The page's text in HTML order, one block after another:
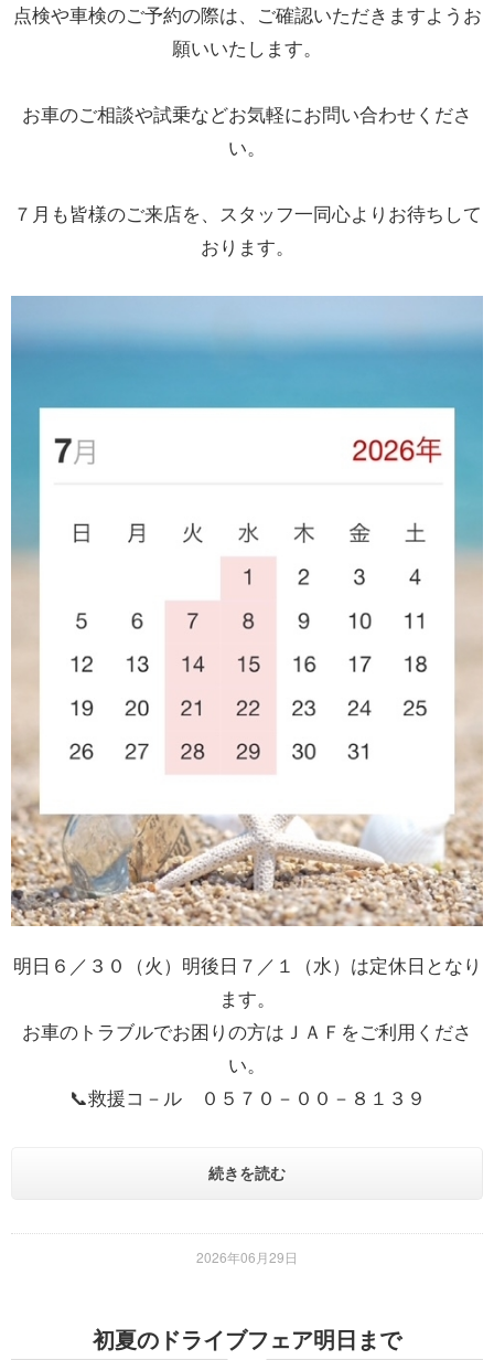
点検や車検のご予約の際は、ご確認いただきますようお
願いいたします。
お車のご相談や試乗などお気軽にお問い合わせくださ
い。
７月も皆様のご来店を、スタッフ一同心よりお待ちして
おります。
明日６／３０（火）明後日７／１（水）は定休日となり
ます。
お車のトラブルでお困りの方はＪＡＦをご利用くださ
い。
📞救援コ－ル ０５７０－００－８１３９
続きを読む
2026年06月29日
初夏のドライブフェア明日まで